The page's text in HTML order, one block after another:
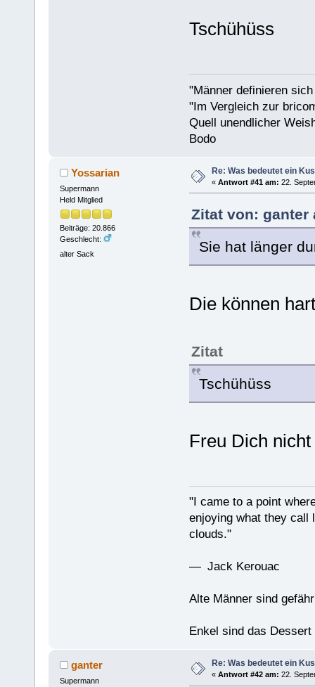
Tschühüss
"Männer definieren
"Im Vergleich zur
Quell unendlicher
Bodo
Yossarian
Supermann
Held Mitglied
Beiträge: 20.866
Geschlecht:
alter Sack
Re: Was bedeutet ein
« Antwort #41 am: 22.
Zitat von: ganter
Sie hat länger
Die können
Zitat
Tschühüss
Freu Dich
"I came to a point
enjoying what they call
clouds."
— Jack Kerouac
Alte Männer sind
Enkel sind das Dessert
ganter
Supermann
Re: Was bedeutet ein
« Antwort #42 am: 22.